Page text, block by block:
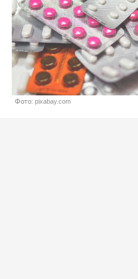
Фото: pixabay.com